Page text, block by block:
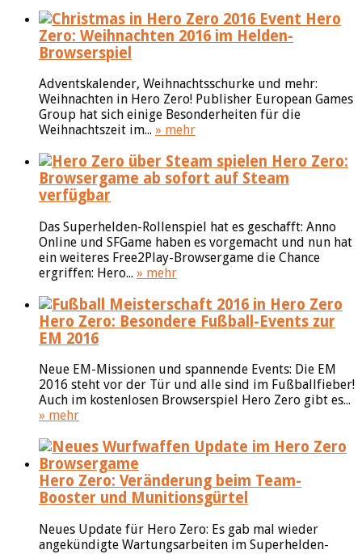
Hero
Zero: Weihnachten 2016 im Helden-
Browserspiel
Adventskalender, Weihnachtsschurke und mehr:
Weihnachten in Hero Zero! Publisher European Games
Group hat sich einige Besonderheiten für die
Weihnachtszeit im... » mehr
Hero Zero:
Browsergame ab sofort auf Steam
verfügbar
Das Superhelden-Rollenspiel hat es geschafft: Anno
Online und SFGame haben es vorgemacht und nun hat
ein weiteres Free2Play-Browsergame die Chance
ergriffen: Hero... » mehr
Hero Zero: Besondere Fußball-Events zur
EM 2016
Neue EM-Missionen und spannende Events: Die EM
2016 steht vor der Tür und alle sind im Fußballfieber!
Auch im kostenlosen Browserspiel Hero Zero gibt es...
» mehr
Hero Zero: Veränderung beim Team-
Booster und Munitionsgürtel
Neues Update für Hero Zero: Es gab mal wieder
angekündigte Wartungsarbeiten im Superhelden-